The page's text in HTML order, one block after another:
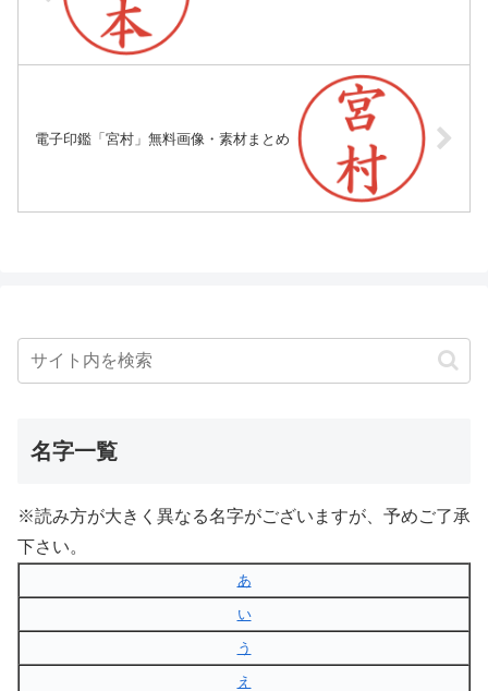
電子印鑑「宮村」無料画像・素材まとめ
名字一覧
※読み方が大きく異なる名字がございますが、予めご了承
下さい。
あ
い
う
え